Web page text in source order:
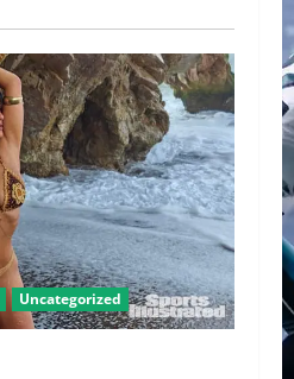
Uncategorized